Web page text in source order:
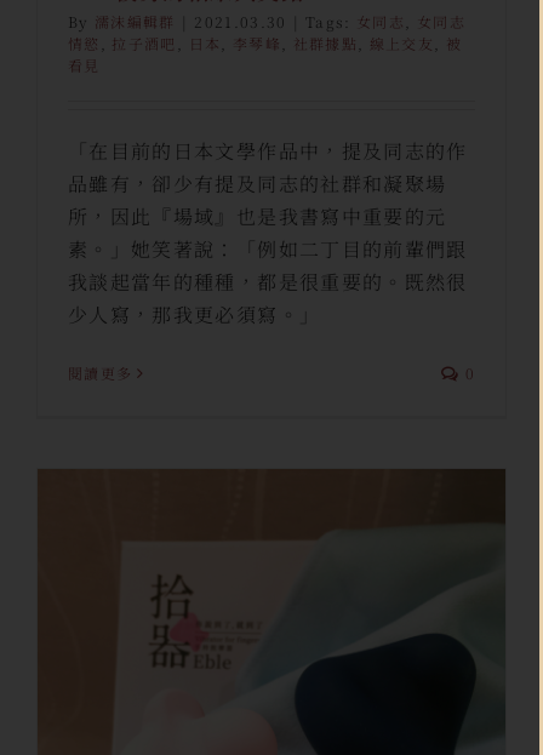
By 濡沫編輯群 2021.03.30 Tags: 女同志
女同志
情慾
拉子酒吧 日本 李琴峰 社群據點 線上交友
被
看見
「在目前的日本文學作品中，提及同志的作
品雖有，卻少有提及同志的社群和凝聚場
所，因此『場域』也是我書寫中重要的元
素。」她笑著說：「例如二丁目的前輩們跟
我談起當年的種種，都是很重要的。既然很
少人寫，那我更必須寫。」
閱讀更多 0
用心得